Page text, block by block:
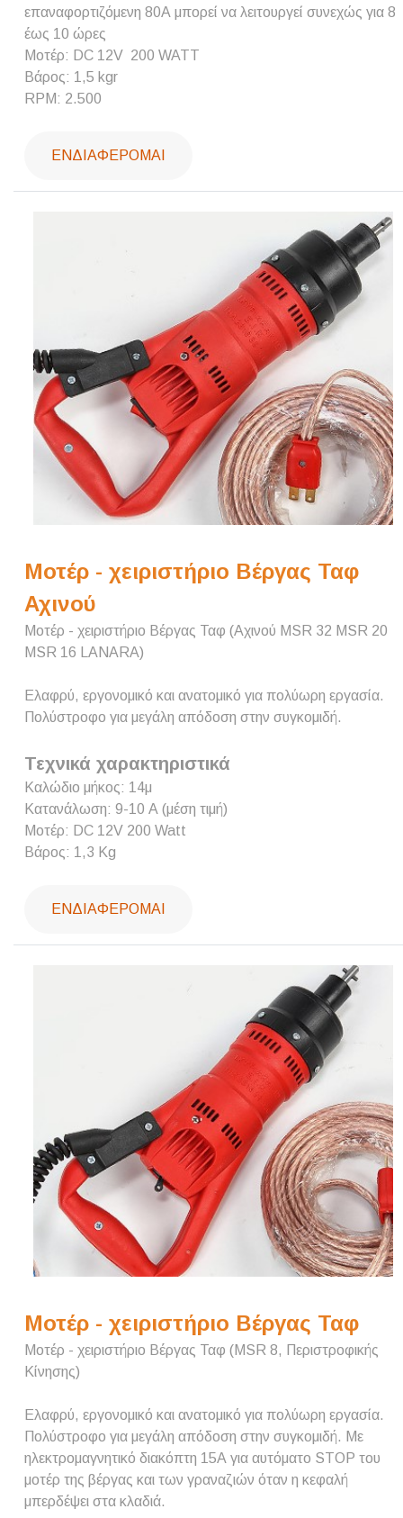
επαναφορτιζόμενη 80Α μπορεί να λειτουργεί συνεχώς για 8
έως 10 ώρες
Μοτέρ: DC 12V 200 WATT
Βάρος: 1,5 kgr
RPM: 2.500
ΕΝΔΙΑΦΈΡΟΜΑΙ
Μοτέρ - χειριστήριο Βέργας Ταφ
Αχινού
Μοτέρ - χειριστήριο Βέργας Ταφ (Αχινού MSR 32 MSR 20
MSR 16 LANARA)
Ελαφρύ, εργονομικό και ανατομικό για πολύωρη εργασία.
Πολύστροφο για μεγάλη απόδοση στην συγκομιδή.
Τεχνικά χαρακτηριστικά
Καλώδιο μήκος: 14μ
Κατανάλωση: 9-10 Α (μέση τιμή)
Μοτέρ: DC 12V 200 Watt
Βάρος: 1,3 Kg
ΕΝΔΙΑΦΈΡΟΜΑΙ
Μοτέρ - χειριστήριο Βέργας Ταφ
Μοτέρ - χειριστήριο Βέργας Ταφ (MSR 8, Περιστροφικής
Κίνησης)
Ελαφρύ, εργονομικό και ανατομικό για πολύωρη εργασία.
Πολύστροφο για μεγάλη απόδοση στην συγκομιδή. Με
ηλεκτρομαγνητικό διακόπτη 15Α για αυτόματο STOP του
μοτέρ της βέργας και των γραναζιών όταν η κεφαλή
μπερδέψει στα κλαδιά.